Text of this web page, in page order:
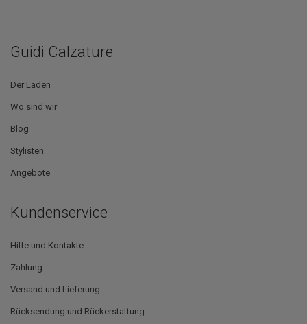
Guidi Calzature
Der Laden
Wo sind wir
Blog
Stylisten
Angebote
Kundenservice
Hilfe und Kontakte
Zahlung
Versand und Lieferung
Rücksendung und Rückerstattung